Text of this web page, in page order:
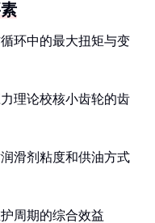
环中的最大扭矩与变
理论校核小齿轮的齿
滑剂粘度和供油方式
周期的综合效益